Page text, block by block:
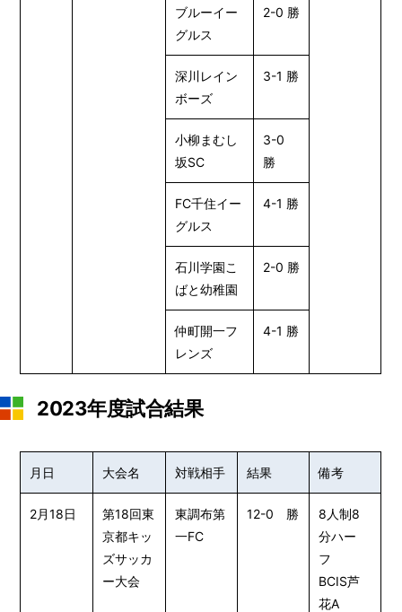
ブルーイー
グルス
2-0 勝
深川レイン
ボーズ
3-1 勝
小柳まむし
坂SC
3-0
勝
FC千住イー
グルス
4-1 勝
石川学園こ
ばと幼稚園
2-0 勝
仲町開一フ
レンズ
4-1 勝
2023年度試合結果
月日 大会名 対戦相手 結果 備考
2月18日
第18回東
京都キッ
ズサッカ
ー大会
東調布第
一FC
12-0 勝
8人制8
分ハー
フ
BCIS芦
花A